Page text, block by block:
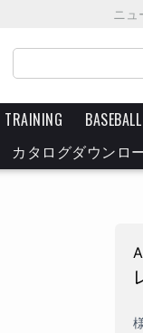
ニュ
TRAINING BASEBALL
カタログダウンロ